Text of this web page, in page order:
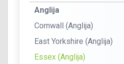
Anglija
Cornwall (Anglija)
East Yorkshire (Anglija)
Essex (Anglija)